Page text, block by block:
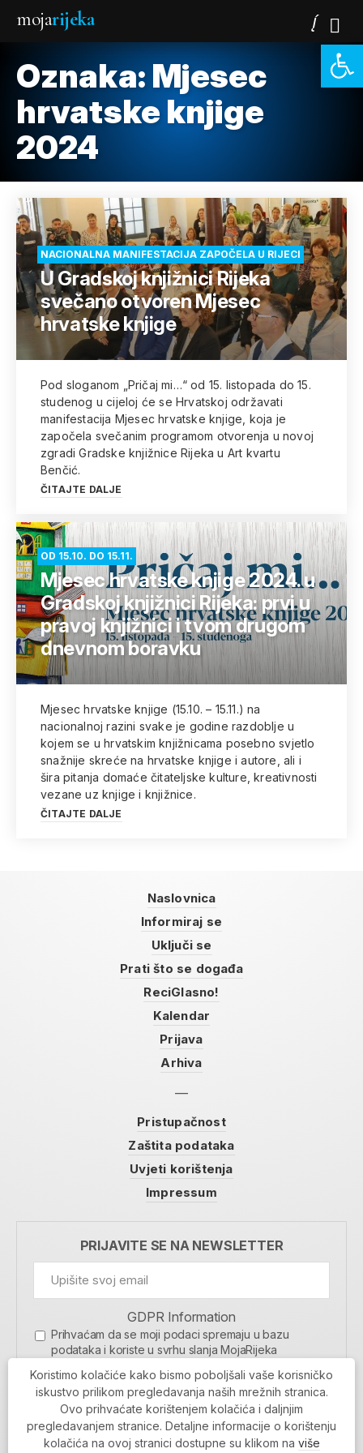
mojarijeka
Oznaka: Mjesec
hrvatske knjige
2024
NACIONALNA MANIFESTACIJA ZAPOČELA U RIJECI
U Gradskoj knjižnici Rijeka
svečano otvoren Mjesec
hrvatske knjige
Pod sloganom „Pričaj mi…“ od 15. listopada do 15.
studenog u cijeloj će se Hrvatskoj održavati
manifestacija Mjesec hrvatske knjige, koja je
započela svečanim programom otvorenja u novoj
zgradi Gradske knjižnice Rijeka u Art kvartu
Benčić.
ČITAJTE DALJE
OD 15.10. DO 15.11.
Mjesec hrvatske knjige 2024. u
Gradskoj knjižnici Rijeka: prvi u
pravoj knjižnici i tvom drugom
dnevnom boravku
Mjesec hrvatske knjige (15.10. – 15.11.) na
nacionalnoj razini svake je godine razdoblje u
kojem se u hrvatskim knjižnicama posebno svjetlo
snažnije skreće na hrvatske knjige i autore, ali i
šira pitanja domaće čitateljske kulture, kreativnosti
vezane uz knjige i knjižnice.
ČITAJTE DALJE
Naslovnica
Informiraj se
Uključi se
Prati što se događa
ReciGlasno!
Kalendar
Prijava
Arhiva
Pristupačnost
Zaštita podataka
Uvjeti korištenja
Impressum
PRIJAVITE SE NA NEWSLETTER
GDPR Information
Prihvaćam da se moji podaci spremaju u bazu
podataka i koriste u svrhu slanja MojaRijeka
MOJARIJEKA NEWSLETTER
PRIJAVI SE
Koristimo kolačiće kako bismo poboljšali vaše korisničko
iskustvo prilikom pregledavanja naših mrežnih stranica.
Ovo prihvaćate korištenjem kolačića i daljnjim
pregledavanjem stranice. Detaljne informacije o korištenju
kolačića na ovoj stranici dostupne su klikom na više